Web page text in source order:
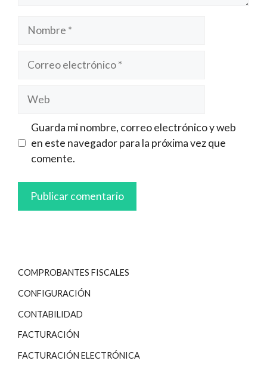
electrónico
Guarda mi nombre, correo electrónico y web
en este navegador para la próxima vez que
comente.
COMPROBANTES FISCALES
CONFIGURACIÓN
CONTABILIDAD
FACTURACIÓN
FACTURACIÓN ELECTRÓNICA